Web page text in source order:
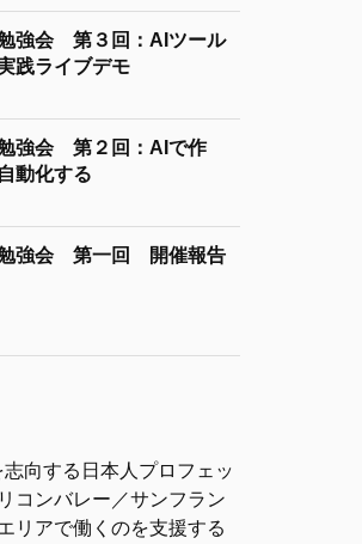
ント詳細
seminar/5450
9 21 Twitter
JTPA@シリコンバレー発のエンジニアコ
ミュニティ リツイートされました
大学院留学説明会のご案内
留学後の進路（Zoom開催）」
（月）21:00-22:30（日本時
kzrJ5k62eHNSAJM29
れた方にZoomリンクをお送り
強会 第３回：AIツール
践ライブデモ
強会 第２回：AIで作
動化する
強会 第一回 開催報告
志向する日本人プロフェッ
コンバレー／サンフラン
リアで働くのを支援する